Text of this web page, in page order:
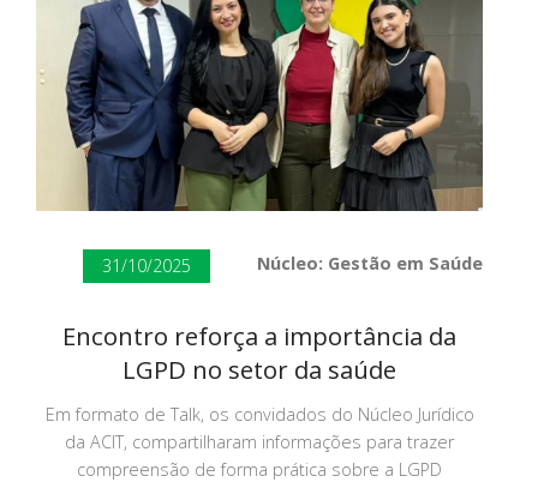
31/10/2025 Núcleo: Gestão em Saúde
Encontro reforça a importância da
LGPD no setor da saúde
Em formato de Talk, os convidados do Núcleo Jurídico
da ACIT, compartilharam informações para trazer
compreensão de forma prática sobre a LGPD